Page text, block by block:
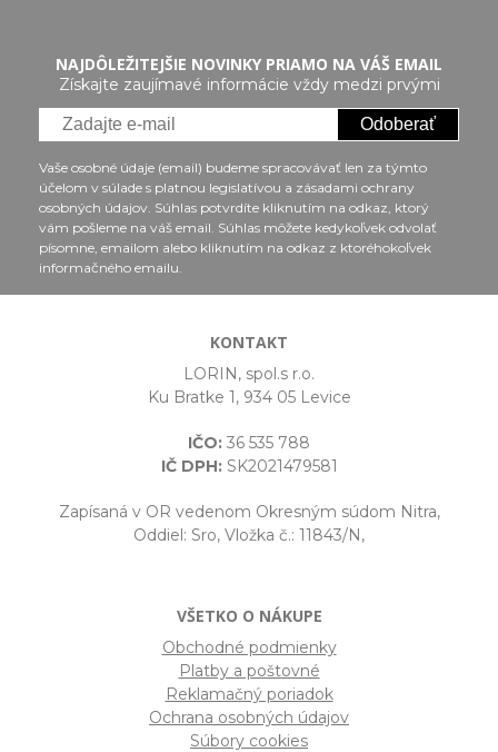
NAJDÔLEŽITEJŠIE NOVINKY PRIAMO NA VÁŠ EMAIL
Získajte zaujímavé informácie vždy medzi prvými
Odoberať
Vaše osobné údaje (email) budeme spracovávať len za týmto
účelom v súlade s platnou legislatívou a zásadami ochrany
osobných údajov. Súhlas potvrdíte kliknutím na odkaz, ktorý
vám pošleme na váš email. Súhlas môžete kedykoľvek odvolať
písomne, emailom alebo kliknutím na odkaz z ktoréhokoľvek
informačného emailu.
KONTAKT
LORIN, spol.s r.o.
Ku Bratke 1, 934 05 Levice
IČO: 36 535 788
IČ DPH:SK2021479581
Zapísaná v OR vedenom Okresným súdom Nitra,
Oddiel: Sro, Vložka č.: 11843/N,
VŠETKO O NÁKUPE
Obchodné podmienky
Platby a poštovné
Reklamačný poriadok
Ochrana osobných údajov
Súbory cookies